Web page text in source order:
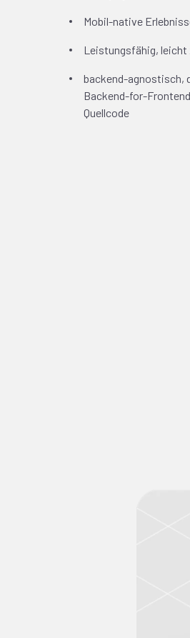
Mobil-native
Leistungsfähig, leicht
backend-agnostisch,
Backend-for-
Quellcode